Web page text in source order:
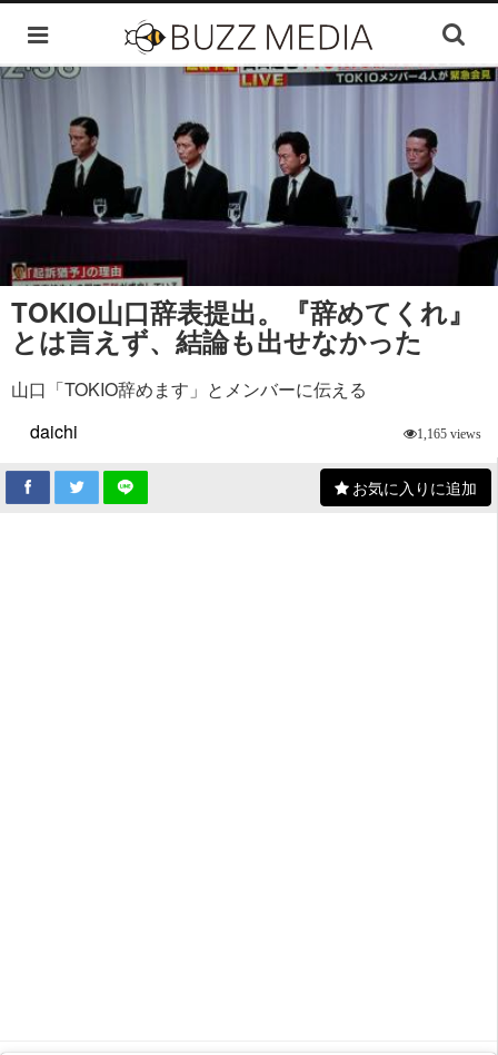
TOKIO山口辞表提出。『辞めてくれ』
とは言えず、結論も出せなかった
山口「TOKIO辞めます」とメンバーに伝える
daichi
1,165 views
お気に入りに追加